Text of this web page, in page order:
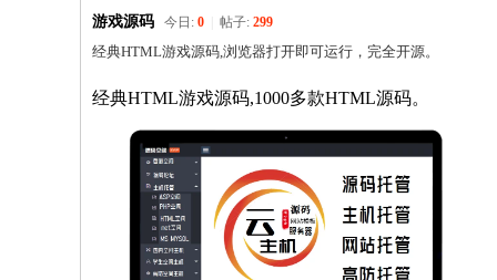
游戏源码 今日: 0 帖子: 299
经典HTML游戏源码,浏览器打开即可运行，完全开源。
经典HTML游戏源码,1000多款HTML源码。